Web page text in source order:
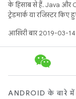
के हिसाब से हैं. Java और
ट्रेडमार्क या रजिस्टर किए
आखिरी बार 2019-03-
ANDROID के बारे में